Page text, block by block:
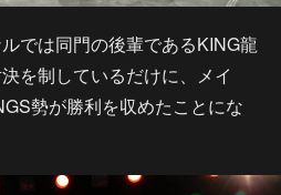
では同門の後輩であるKING龍
を制しているだけに、メイ
勢が勝利を収めたことにな